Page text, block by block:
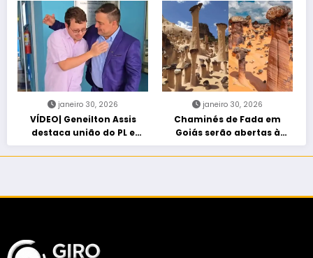
entra em protocolo de
morte encefálica
“Acorda Brasil” em Goiânia
janeiro 30, 2026
VÍDEO| Geneilton Assis
destaca união do PL e
consolidação de apoio a
Maycon Tombini em Jataí
janeiro 30, 2026
Chaminés de Fada em
Goiás serão abertas à
visitação controlada